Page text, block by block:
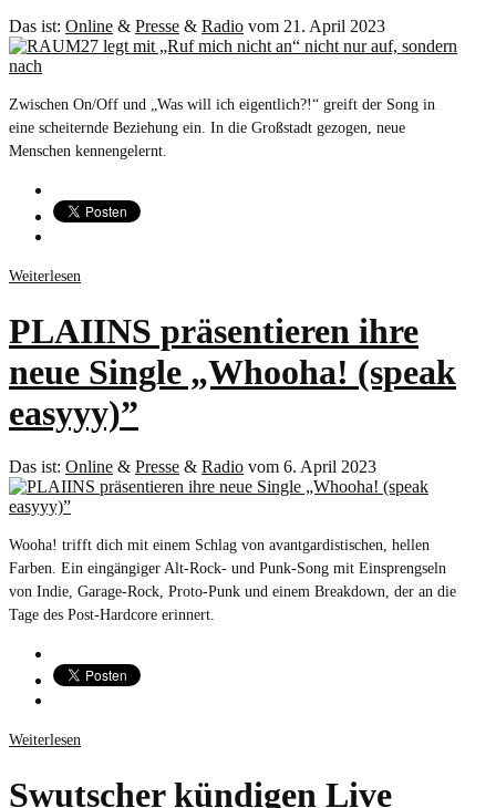
Das ist: Online & Presse & Radio vom 21. April 2023
Zwischen On/Off und „Was will ich eigentlich?!“ greift der Song in
eine scheiternde Beziehung ein. In die Großstadt gezogen, neue
Menschen kennengelernt.
Weiterlesen
PLAIINS präsentieren ihre
neue Single „Whooha! (speak
easyyy)”
Das ist: Online & Presse & Radio vom 6. April 2023
Wooha! trifft dich mit einem Schlag von avantgardistischen, hellen
Farben. Ein eingängiger Alt-Rock- und Punk-Song mit Einsprengseln
von Indie, Garage-Rock, Proto-Punk und einem Breakdown, der an die
Tage des Post-Hardcore erinnert.
Weiterlesen
Swutscher kündigen Live